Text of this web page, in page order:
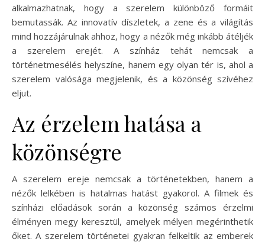
alkalmazhatnak, hogy a szerelem különböző formáit
bemutassák. Az innovatív díszletek, a zene és a világítás
mind hozzájárulnak ahhoz, hogy a nézők még inkább átéljék
a szerelem erejét. A színház tehát nemcsak a
történetmesélés helyszíne, hanem egy olyan tér is, ahol a
szerelem valósága megjelenik, és a közönség szívéhez
eljut.
Az érzelem hatása a
közönségre
A szerelem ereje nemcsak a történetekben, hanem a
nézők lelkében is hatalmas hatást gyakorol. A filmek és
színházi előadások során a közönség számos érzelmi
élményen megy keresztül, amelyek mélyen megérinthetik
őket. A szerelem történetei gyakran felkeltik az emberek